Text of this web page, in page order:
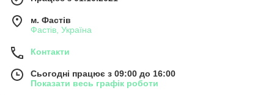
м. Фастів
Фастів, Україна
Контакти
Сьогодні працює з 09:00 до 16:00
Показати весь графік роботи